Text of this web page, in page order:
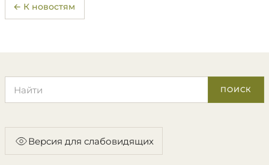
← К новостям
ПОИСК
Версия для слабовидящих